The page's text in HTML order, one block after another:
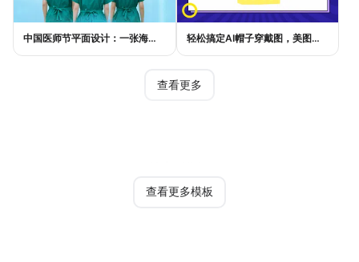
中国医师节平面设计：一张海报如何讲好白衣故事 轻松搞定AI帽子穿戴图，美图设计室电商主图教程
查看更多
查看更多模板